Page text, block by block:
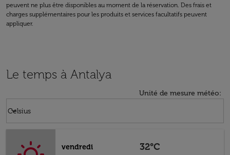
peuvent ne plus être disponibles au moment de la réservation. Des frais et
charges supplémentaires pour les produits et services facultatifs peuvent
appliquer.
Le temps à Antalya
Unité de mesure météo:
Celsius
keyboard_arrow_down
vendredi
32°C